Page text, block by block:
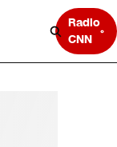
Radio
CNN